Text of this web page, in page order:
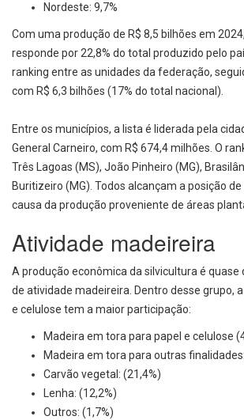
Nordeste: 9,7%
Com uma produção de R$ 8,5 bilhões em
responde por 22,8% do total produzido pelo
ranking entre as unidades da federação,
com R$ 6,3 bilhões (17% do total nacional).
Entre os municípios, a lista é liderada pela
General Carneiro, com R$ 674,4 milhões. O
Três Lagoas (MS), João Pinheiro (MG),
Buritizeiro (MG). Todos alcançam a posição
causa da produção proveniente de áreas
Atividade madeireira
A produção econômica da silvicultura é quase
de atividade madeireira. Dentro desse grupo,
e celulose tem a maior participação:
Madeira em tora para papel e celulose
Madeira em tora para outras
Carvão vegetal: (21,4%)
Lenha: (12,2%)
Outros: (1,7%)